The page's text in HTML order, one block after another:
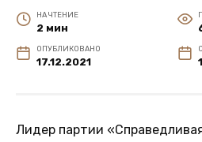
НА ЧТЕНИЕ
2 мин
ОПУБЛИКОВАНО
17.12.2021
Лидер партии